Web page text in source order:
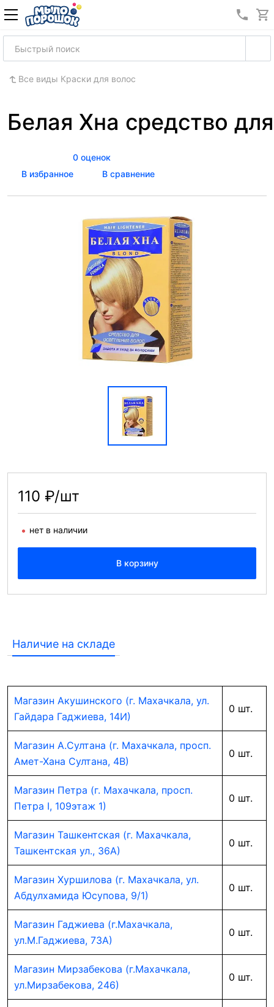
8
Все виды Краски для волос
Белая Хна средство
0 оценок
В избранное
В сравнение
110 ₽/шт
нет в наличии
В корзину
Наличие на складе
Магазин Акушинского (г. Махачкала, ул.
Гайдара Гаджиева, 14И)
0 шт.
Магазин А.Султана (г. Махачкала, просп.
Амет-Хана Султана, 4В)
0 шт.
Магазин Петра (г. Махачкала, просп.
Петра I, 109этаж 1)
0 шт.
Магазин Ташкентская (г. Махачкала,
Ташкентская ул., 36А)
0 шт.
Магазин Хуршилова (г. Махачкала, ул.
Абдулхамида Юсупова, 9/1)
0 шт.
Магазин Гаджиева (г.Махачкала,
ул.М.Гаджиева, 73А)
0 шт.
Магазин Мирзабекова (г.Махачкала,
ул.Мирзабекова, 246)
0 шт.